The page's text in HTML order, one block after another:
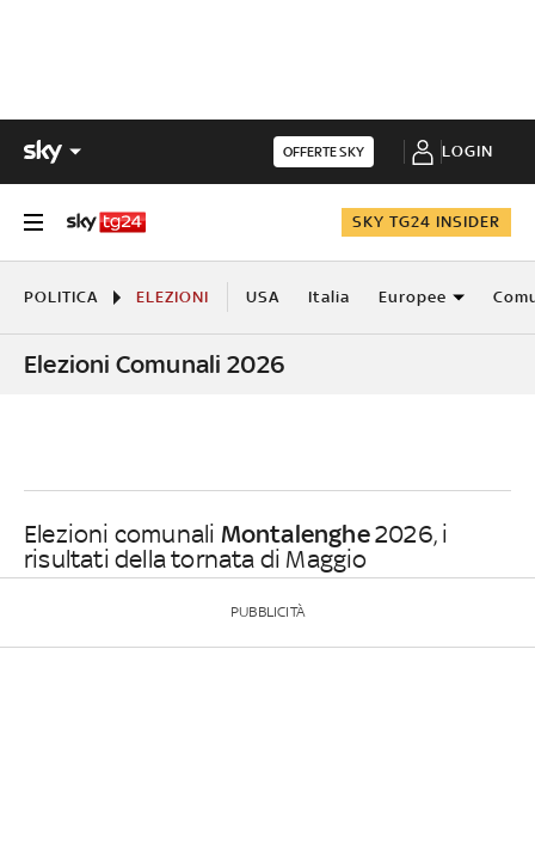
OFFERTE SKY LOGIN
SKY TG24 INSIDER
POLITICA ELEZIONI USA Italia Europee
Elezioni Comunali 2026
Elezioni comunali Montalenghe2026, i
risultati della tornata di Maggio
PUBBLICITÀ